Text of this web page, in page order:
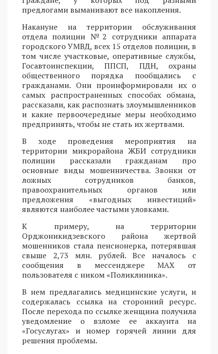
предлогами выманивают все накопления.
Накануне на территории обслуживания
отдела полиции №2 сотрудники аппарата
городского УМВД, всех 15 отделов полиции, в
том числе участковые, оперативные службы,
Госавтоинспекции, ППСП, ПДН, охраны
общественного порядка пообщались с
гражданами. Они проинформировали их о
самых распространенных способах обмана,
рассказали, как распознать злоумышленников
и какие первоочередные меры необходимо
предпринять, чтобы не стать их жертвами.
В ходе проведения мероприятия на
территории микрорайона ЖБИ сотрудники
полиции рассказали гражданам про
основные виды мошенничества. Звонки от
ложных сотрудников банков,
правоохранительных органов или
предложения «выгодных инвестиций»
являются наиболее частыми уловками.
К примеру, на территории
Орджоникидзевского района жертвой
мошенников стала пенсионерка, потерявшая
свыше 2,73 млн. рублей. Все началось с
сообщения в мессенджере MAX от
пользователя с ником «Поликлиника».
В нем предлагались медицинские услуги, и
содержалась ссылка на сторонний ресурс.
После перехода по ссылке женщина получила
уведомление о взломе ее аккаунта на
«Госуслугах» и номер горячей линии для
решения проблемы.